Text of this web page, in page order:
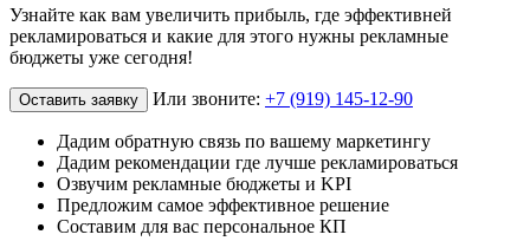
Узнайте как вам увеличить прибыль, где эффективней
рекламироваться и какие для этого нужны рекламные
бюджеты уже сегодня!
Оставить заявку Или звоните: +7 (919) 145-12-90
Дадим обратную связь по вашему маркетингу
Дадим рекомендации где лучше рекламироваться
Озвучим рекламные бюджеты и KPI
Предложим самое эффективное решение
Составим для вас персональное КП